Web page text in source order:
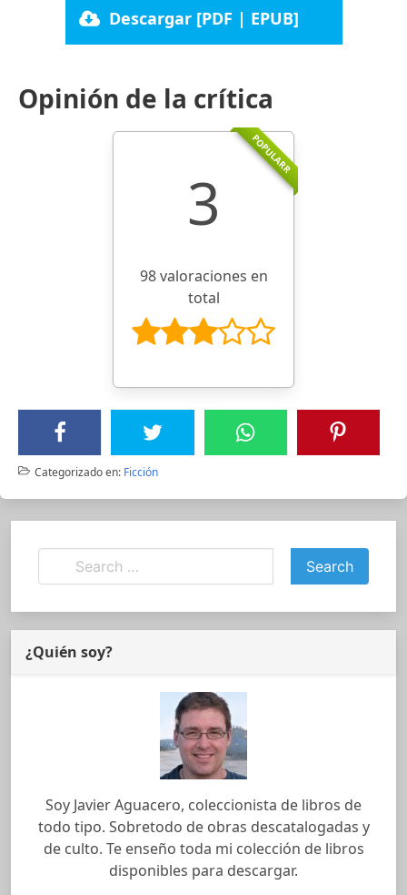
Descargar [PDF | EPUB]
Opinión de la crítica
POPULARR
3
98 valoraciones en
total
Categorizado en: Ficción
¿Quién soy?
Soy Javier Aguacero, coleccionista de libros de
todo tipo. Sobretodo de obras descatalogadas y
de culto. Te enseño toda mi colección de libros
disponibles para descargar.